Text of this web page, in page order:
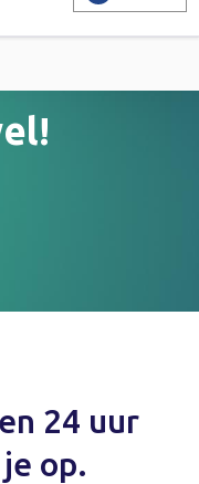
24 uur
op.